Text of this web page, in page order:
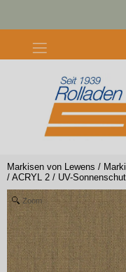
Markisen von Lewens /
/ ACRYL 2 / UV-
Zoom